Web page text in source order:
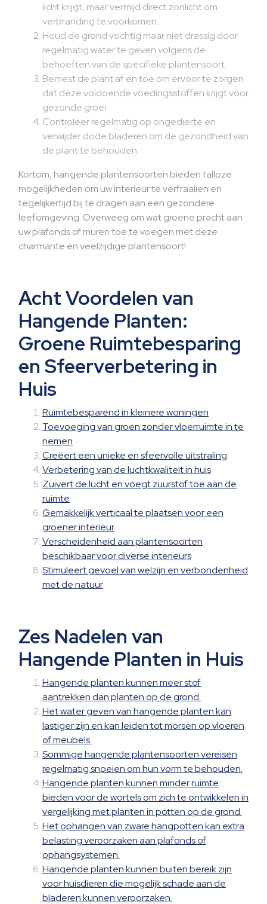
licht krijgt, maar vermijd direct zonlicht om
verbranding te voorkomen.
Houd de grond vochtig maar niet drassig door
regelmatig water te geven volgens de
behoeften van de specifieke plantensoort.
Bemest de plant af en toe om ervoor te zorgen
dat deze voldoende voedingsstoffen krijgt voor
gezonde groei.
Controleer regelmatig op ongedierte en
verwijder dode bladeren om de gezondheid van
de plant te behouden.
Kortom, hangende plantensoorten bieden talloze
mogelijkheden om uw interieur te verfraaiien en
tegelijkertijd bij te dragen aan een gezondere
leefomgeving. Overweeg om wat groene pracht aan
uw plafonds of muren toe te voegen met deze
charmante en veelzijdige plantensoort!
Acht Voordelen van
Hangende Planten:
Groene Ruimtebesparing
en Sfeerverbetering in
Huis
Ruimtebesparend in kleinere woningen
Toevoeging van groen zonder vloerruimte in te
nemen
Creëert een unieke en sfeervolle uitstraling
Verbetering van de luchtkwaliteit in huis
Zuivert de lucht en voegt zuurstof toe aan de
ruimte
Gemakkelijk verticaal te plaatsen voor een
groener interieur
Verscheidenheid aan plantensoorten
beschikbaar voor diverse interieurs
Stimuleert gevoel van welzijn en verbondenheid
met de natuur
Zes Nadelen van
Hangende Planten in Huis
Hangende planten kunnen meer stof
aantrekken dan planten op de grond.
Het water geven van hangende planten kan
lastiger zijn en kan leiden tot morsen op vloeren
of meubels.
Sommige hangende plantensoorten vereisen
regelmatig snoeien om hun vorm te behouden.
Hangende planten kunnen minder ruimte
bieden voor de wortels om zich te ontwikkelen in
vergelijking met planten in potten op de grond.
Het ophangen van zware hangpotten kan extra
belasting veroorzaken aan plafonds of
ophangsystemen.
Hangende planten kunnen buiten bereik zijn
voor huisdieren die mogelijk schade aan de
bladeren kunnen veroorzaken.